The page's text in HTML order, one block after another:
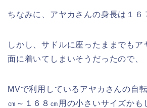
ちなみに、 アヤカさんの身長は １６
しかし、サドルに座ったままでもア
面に着いてしまいそうだったので、
MVで利用している アヤカさんの自
㎝～１６８㎝用の小さいサイズかも